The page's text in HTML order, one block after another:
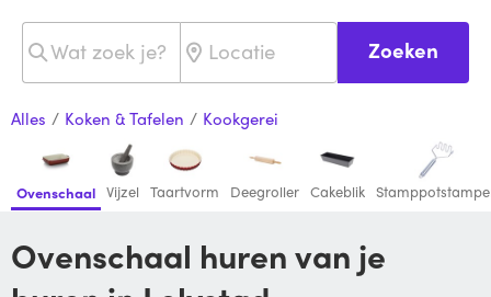
Zoeken
Alles / Koken & Tafelen / Kookgerei
Ovenschaal Vijzel Taartvorm Deegroller Cakeblik
Ovenschaal huren van je